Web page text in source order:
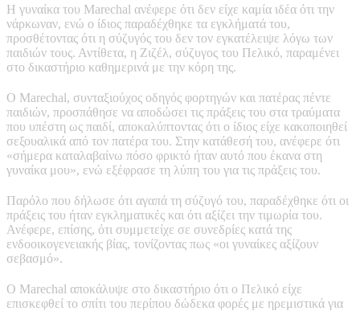
Η γυναίκα του Marechal ανέφερε ότι δεν είχε καμία ιδέα ότι την
νάρκωναν, ενώ ο ίδιος παραδέχθηκε τα εγκλήματά του,
προσθέτοντας ότι η σύζυγός του δεν τον εγκατέλειψε λόγω των
παιδιών τους. Αντίθετα, η Ζιζέλ, σύζυγος του Πελικό, παραμένει
στο δικαστήριο καθημερινά με την κόρη της.
Ο Marechal, συνταξιούχος οδηγός φορτηγών και πατέρας πέντε
παιδιών, προσπάθησε να αποδώσει τις πράξεις του στα τραύματα
που υπέστη ως παιδί, αποκαλύπτοντας ότι ο ίδιος είχε κακοποιηθεί
σεξουαλικά από τον πατέρα του. Στην κατάθεσή του, ανέφερε ότι
«σήμερα καταλαβαίνω πόσο φρικτό ήταν αυτό που έκανα στη
γυναίκα μου», ενώ εξέφρασε τη λύπη του για τις πράξεις του.
Παρόλο που δήλωσε ότι αγαπά τη σύζυγό του, παραδέχθηκε ότι οι
πράξεις του ήταν εγκληματικές και ότι αξίζει την τιμωρία του.
Ανέφερε, επίσης, ότι συμμετείχε σε συνεδρίες κατά της
ενδοοικογενειακής βίας, τονίζοντας πως «οι γυναίκες αξίζουν
σεβασμό».
Ο Marechal αποκάλυψε στο δικαστήριο ότι ο Πελικό είχε
επισκεφθεί το σπίτι του περίπου δώδεκα φορές με ηρεμιστικά για